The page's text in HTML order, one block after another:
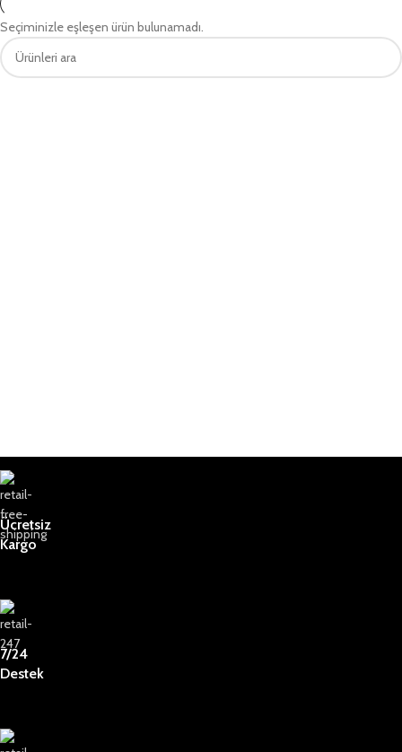
Seçiminizle eşleşen ürün bulunamadı.
Ücretsiz
Kargo
7/24
Destek